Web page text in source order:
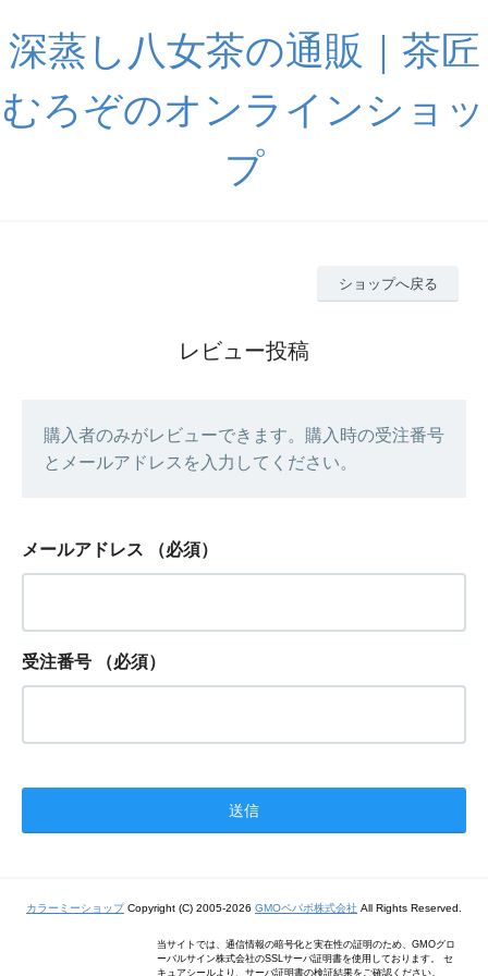
深蒸し八女茶の通販｜茶匠
むろぞのオンラインショッ
プ
ショップへ戻る
レビュー投稿
購入者のみがレビューできます。購入時の受注番号
とメールアドレスを入力してください。
メールアドレス （必須）
受注番号 （必須）
カラーミーショップCopyright (C) 2005-2026 GMOペパボ株式会社 All Rights Reserved.
当サイトでは、通信情報の暗号化と実在性の証明のため、GMOグロ
ーバルサイン株式会社のSSLサーバ証明書を使用しております。 セ
キュアシールより、サーバ証明書の検証結果をご確認ください。